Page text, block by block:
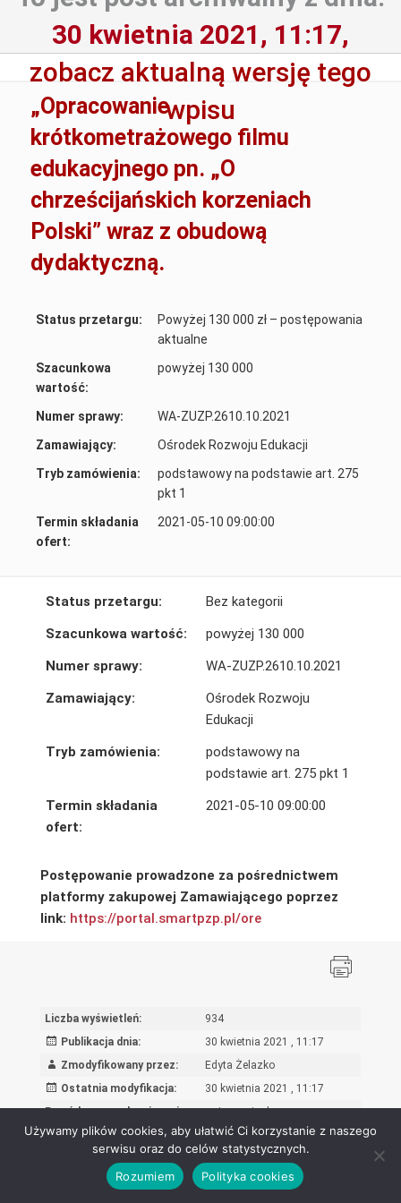
30 kwietnia 2021, 11:17,
zobacz aktualną wersję tego
wpisu
„Opracowanie
krótkometrażowego filmu
edukacyjnego pn. „O
chrześcijańskich korzeniach
Polski” wraz z obudową
dydaktyczną.
Status przetargu:
Powyżej 130 000 zł – postępowania
aktualne
Szacunkowa
wartość:
powyżej 130 000
Numer sprawy:
WA-ZUZP.2610.10.2021
Zamawiający:
Ośrodek Rozwoju Edukacji
Tryb zamówienia:
podstawowy na podstawie art. 275
pkt 1
Termin składania
ofert:
2021-05-10 09:00:00
Status przetargu:
Bez kategorii
Szacunkowa wartość:
powyżej 130 000
Numer sprawy:
WA-ZUZP.2610.10.2021
Zamawiający:
Ośrodek Rozwoju
Edukacji
Tryb zamówienia:
podstawowy na
podstawie art. 275 pkt 1
Termin składania
ofert:
2021-05-10 09:00:00
Postępowanie prowadzone za pośrednictwem
platformy zakupowej Zamawiającego poprzez
link: https://portal.smartpzp.pl/ore
Liczba wyświetleń:
934
Publikacja dnia:
30 kwietnia 2021 , 11:17
Zmodyfikowany przez:
Edyta Żelazko
Ostatnia modyfikacja:
30 kwietnia 2021 , 11:17
Powód wprowadzenia zmian:
wpis oryginalny
Ośrodek Rozwoju Edukacji - Biuletyn Informacji Publicznej 2026
Używamy plików cookies, aby ułatwić Ci korzystanie z naszego
serwisu oraz do celów statystycznych.
Rozumiem
Polityka cookies